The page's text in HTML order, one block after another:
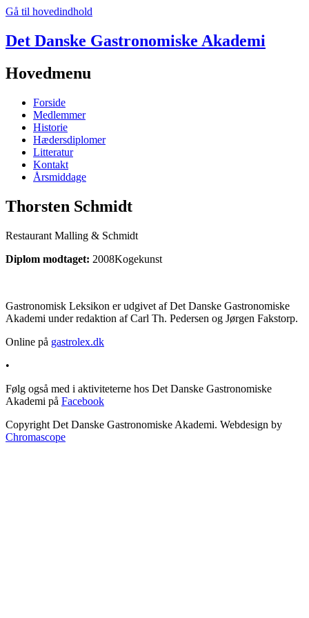
Gå til hovedindhold
Det Danske Gastronomiske Akademi
Hovedmenu
Forside
Medlemmer
Historie
Hædersdiplomer
Litteratur
Kontakt
Årsmiddage
Thorsten Schmidt
Restaurant Malling & Schmidt
Diplom modtaget: 2008Kogekunst
Gastronomisk Leksikon er udgivet af Det Danske Gastronomiske
Akademi under redaktion af Carl Th. Pedersen og Jørgen Fakstorp.
Online på gastrolex.dk
•
Følg også med i aktiviteterne hos Det Danske Gastronomiske
Akademi på Facebook
Copyright Det Danske Gastronomiske Akademi. Webdesign by
Chromascope